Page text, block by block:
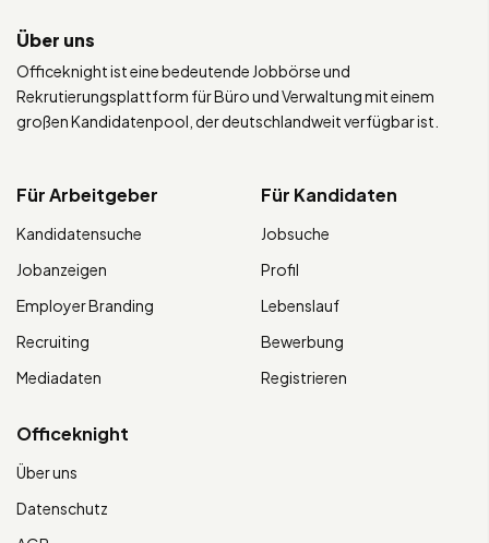
Über uns
Officeknight ist eine bedeutende Jobbörse und
Rekrutierungsplattform für Büro und Verwaltung mit einem
großen Kandidatenpool, der deutschlandweit verfügbar ist.
Für Arbeitgeber
Kandidatensuche
Jobanzeigen
Employer Branding
Recruiting
Mediadaten
Für Kandidaten
Jobsuche
Profil
Lebenslauf
Bewerbung
Registrieren
Officeknight
Über uns
Datenschutz